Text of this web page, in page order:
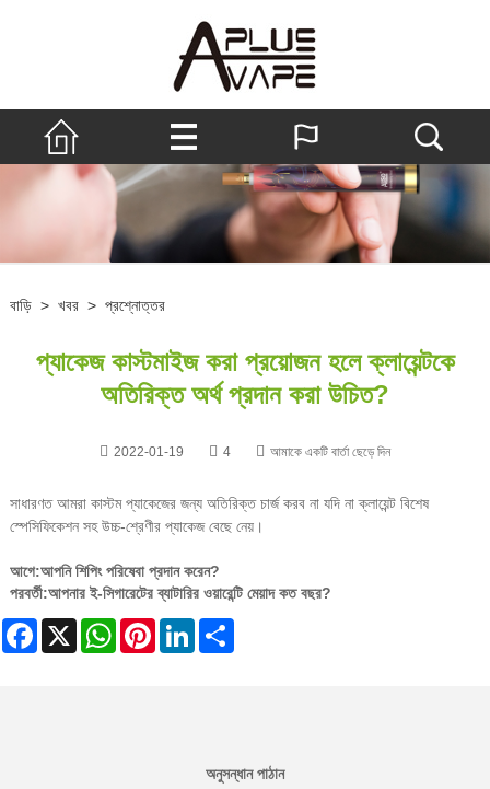
বাড়ি > খবর > প্রশ্নোত্তর
প্যাকেজ কাস্টমাইজ করা প্রয়োজন হলে ক্লায়েন্টকে
অতিরিক্ত অর্থ প্রদান করা উচিত?
2022-01-19 4 আমাকে একটি বার্তা ছেড়ে দিন
সাধারণত আমরা কাস্টম প্যাকেজের জন্য অতিরিক্ত চার্জ করব না যদি না ক্লায়েন্ট বিশেষ
স্পেসিফিকেশন সহ উচ্চ-শ্রেণীর প্যাকেজ বেছে নেয়।
আগে:আপনি শিপিং পরিষেবা প্রদান করেন?
পরবর্তী:আপনার ই-সিগারেটের ব্যাটারির ওয়ারেন্টি মেয়াদ কত বছর?
Facebook WhatsAppPinterestLinkedIn
অনুসন্ধান পাঠান